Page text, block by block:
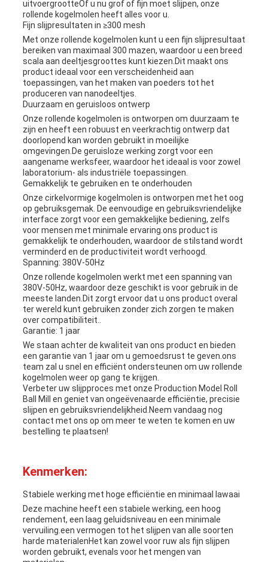
uitvoergrootteOf u nu grof of fijn moet slijpen, onze
rollende kogelmolen heeft alles voor u.
Fijn slijpresultaten in ≥300 mesh
Met onze rollende kogelmolen kunt u een fijn slijpresultaat
bereiken van maximaal 300 mazen, waardoor u een breed
scala aan deeltjesgroottes kunt kiezen.Dit maakt ons
product ideaal voor een verscheidenheid aan
toepassingen, van het maken van poeders tot het
produceren van nanodeeltjes.
Duurzaam en geruisloos ontwerp
Onze rollende kogelmolen is ontworpen om duurzaam te
zijn en heeft een robuust en veerkrachtig ontwerp dat
doorlopend kan worden gebruikt in moeilijke
omgevingen.De geruisloze werking zorgt voor een
aangename werksfeer, waardoor het ideaal is voor zowel
laboratorium- als industriële toepassingen.
Gemakkelijk te gebruiken en te onderhouden
Onze cirkelvormige kogelmolen is ontworpen met het oog
op gebruiksgemak. De eenvoudige en gebruiksvriendelijke
interface zorgt voor een gemakkelijke bediening, zelfs
voor mensen met minimale ervaring.ons product is
gemakkelijk te onderhouden, waardoor de stilstand wordt
verminderd en de productiviteit wordt verhoogd.
Spanning: 380V-50Hz
Onze rollende kogelmolen werkt met een spanning van
380V-50Hz, waardoor deze geschikt is voor gebruik in de
meeste landen.Dit zorgt ervoor dat u ons product overal
ter wereld kunt gebruiken zonder zich zorgen te maken
over compatibiliteit..
Garantie: 1 jaar
We staan achter de kwaliteit van ons product en bieden
een garantie van 1 jaar om u gemoedsrust te geven.ons
team zal u snel en efficiënt ondersteunen om uw rollende
kogelmolen weer op gang te krijgen.
Verbeter uw slijpproces met onze Production Model Roll
Ball Mill en geniet van ongeëvenaarde efficiëntie, precisie
slijpen en gebruiksvriendelijkheid.Neem vandaag nog
contact met ons op om meer te weten te komen en uw
bestelling te plaatsen!
Kenmerken:
Stabiele werking met hoge efficiëntie en minimaal lawaai
Deze machine heeft een stabiele werking, een hoog
rendement, een laag geluidsniveau en een minimale
vervuiling.een vermogen tot het slijpen van alle soorten
harde materialenHet kan zowel voor ruw als fijn slijpen
worden gebruikt, evenals voor het mengen van